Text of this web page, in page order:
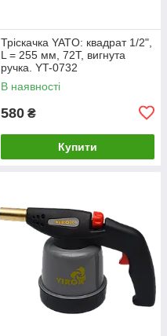
Тріскачка YATO: квадрат 1/2",
L = 255 мм, 72T, вигнута
ручка. YT-0732
В наявності
580 ₴
Купити